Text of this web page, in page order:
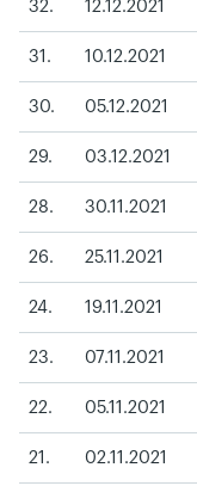
32. 12.12.2021
31. 10.12.2021
30. 05.12.2021
29. 03.12.2021
28. 30.11.2021
26. 25.11.2021
24. 19.11.2021
23. 07.11.2021
22. 05.11.2021
21. 02.11.2021